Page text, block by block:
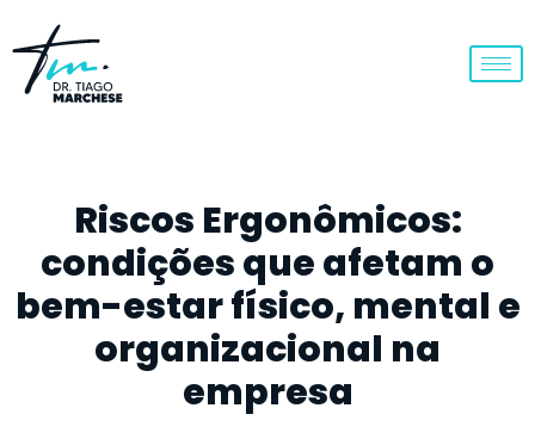
Riscos Ergonômicos:
condições que afetam o
bem-estar físico, mental e
organizacional na
empresa